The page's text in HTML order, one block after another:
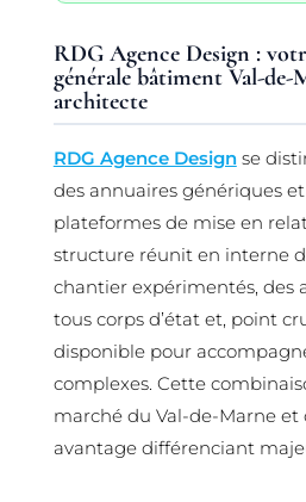
RDG Agence Design :
générale bâtiment Val-de-
architecte
RDG Agence Designse
des annuaires génériques
plateformes de mise en
structure réunit en interne
chantier expérimentés, des
tous corps d’état et, point
disponible pour
complexes. Cette
marché du Val-de-Marne
avantage différenciant